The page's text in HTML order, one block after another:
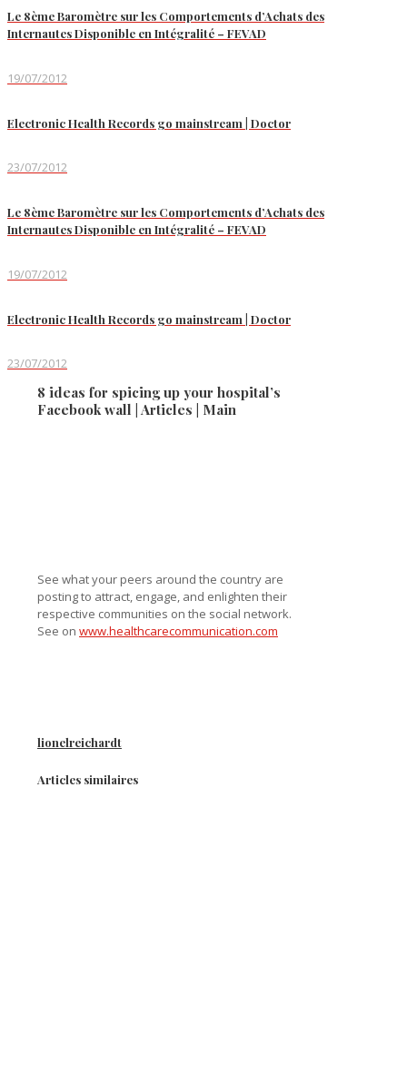
Le 8ème Baromètre sur les Comportements d’Achats des
Internautes Disponible en Intégralité – FEVAD
19/07/2012
Electronic Health Records go mainstream | Doctor
23/07/2012
Le 8ème Baromètre sur les Comportements d’Achats des
Internautes Disponible en Intégralité – FEVAD
19/07/2012
Electronic Health Records go mainstream | Doctor
23/07/2012
8 ideas for spicing up your hospital’s
Facebook wall | Articles | Main
See what your peers around the country are
posting to attract, engage, and enlighten their
respective communities on the social network.
See on www.healthcarecommunication.com
lionelreichardt
Articles similaires